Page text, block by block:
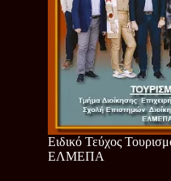
Ειδικό Τεύχος
ΕΛΜΕΠΑ